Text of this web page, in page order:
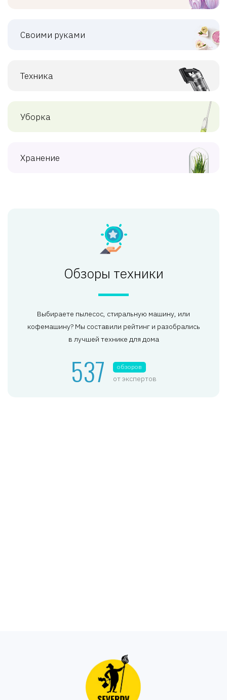
Своими руками
Техника
Уборка
Хранение
Обзоры техники
Выбираете пылесос, стиральную машину, или
кофемашину? Мы составили рейтинг и разобрались
в лучшей технике для дома
537 обзоров
от экспертов